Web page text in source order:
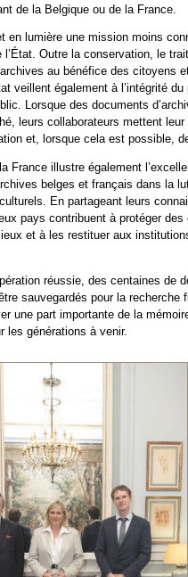
de la Belgique ou de la France.
en lumière une mission moins
l’État. Outre la conservation, le
au bénéfice des citoyens
veillent également à l’intégrité du
Lorsque des documents
leurs collaborateurs mettent
et, lorsque cela est possible,
France illustre également
belges et français dans la
En partageant leurs
pays contribuent à protéger des
et à les restituer aux
réussie, des centaines de
sauvegardés pour la recherche
une part importante de la
les générations à venir.